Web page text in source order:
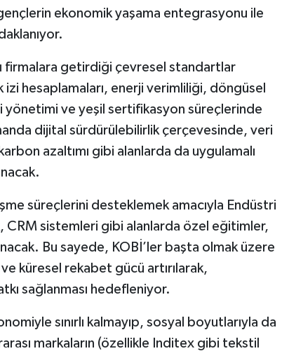
gençlerin ekonomik yaşama entegrasyonu ile
firmalara getirdiği çevresel standartlar
hesaplamaları, enerji verimliliği, döngüsel
ve yeşil sertifikasyon süreçlerinde
dijital sürdürülebilirlik çerçevesinde, veri
azaltımı gibi alanlarda da uygulamalı
süreçlerini desteklemek amacıyla Endüstri
sistemleri gibi alanlarda özel eğitimler,
Bu sayede, KOBİ’ler başta olmak üzere
küresel rekabet gücü artırılarak,
sağlanması hedefleniyor.
sınırlı kalmayıp, sosyal boyutlarıyla da
markaların (özellikle Inditex gibi tekstil